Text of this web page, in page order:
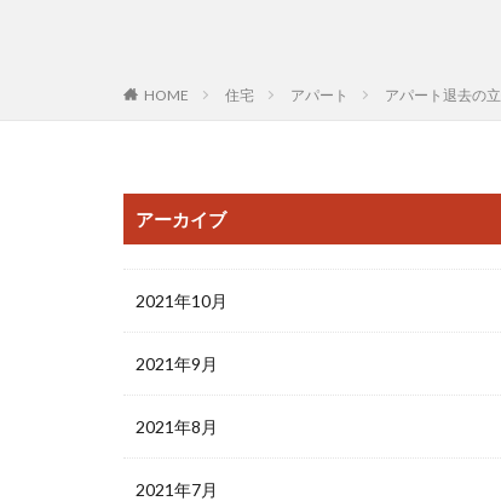
HOME 住宅 アパート アパート退去の
アーカイブ
2021年10月
2021年9月
2021年8月
2021年7月